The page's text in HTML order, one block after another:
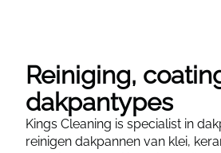
Reiniging,
dakpantypes
Kings Cleaning is specialist in
reinigen dakpannen van klei,